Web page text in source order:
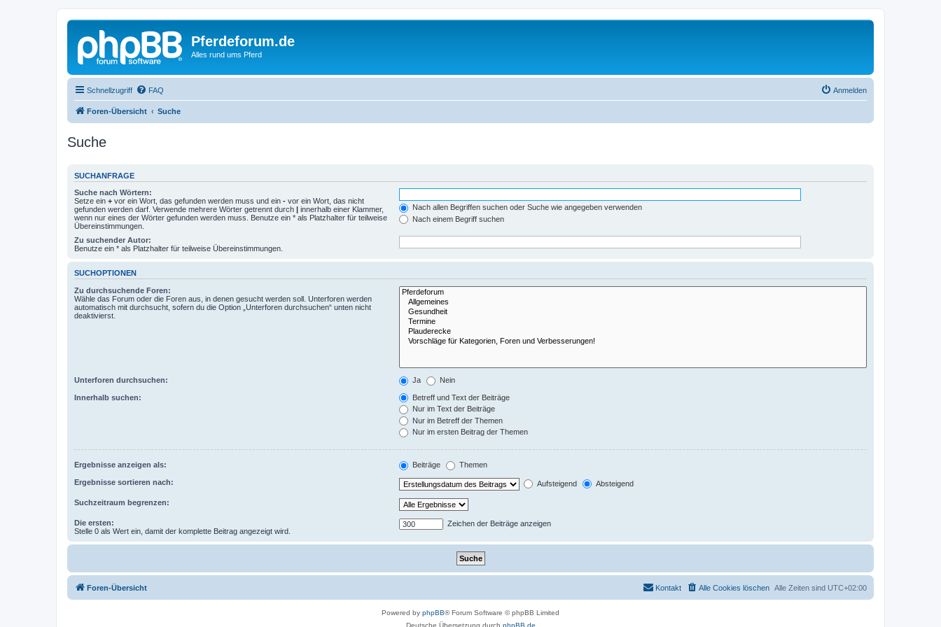
Pferdeforum.de
Alles rund ums Pferd
Schnellzugriff FAQ Anmelden
Foren-Übersicht Suche
Suche
SUCHANFRAGE
Suche nach Wörtern:
Setze ein + vor ein Wort, das gefunden werden muss und ein - vor ein Wort, das nicht
gefunden werden darf. Verwende mehrere Wörter getrennt durch | innerhalb einer Klammer,
wenn nur eines der Wörter gefunden werden muss. Benutze ein * als Platzhalter für teilweise
Übereinstimmungen.
Nach allen Begriffen suchen oder Suche wie angegeben verwenden
Nach einem Begriff suchen
Zu suchender Autor:
Benutze ein * als Platzhalter für teilweise Übereinstimmungen.
SUCHOPTIONEN
Zu durchsuchende Foren:
Wähle das Forum oder die Foren aus, in denen gesucht werden soll. Unterforen werden
automatisch mit durchsucht, sofern du die Option „Unterforen durchsuchen“ unten nicht
deaktivierst.
Unterforen durchsuchen: Ja Nein
Innerhalb suchen:
Betreff und Text der Beiträge
Nur im Text der Beiträge
Nur im Betreff der Themen
Nur im ersten Beitrag der Themen
Ergebnisse anzeigen als: Beiträge Themen
Ergebnisse sortieren nach: Aufsteigend Absteigend
Suchzeitraum begrenzen:
Die ersten:
Stelle 0 als Wert ein, damit der komplette Beitrag angezeigt wird.
Zeichen der Beiträge anzeigen
Foren-Übersicht Alle Zeiten sind UTC+02:00
Alle Cookies löschen
Kontakt
Powered by phpBB® Forum Software © phpBB Limited
Deutsche Übersetzung durch phpBB.de